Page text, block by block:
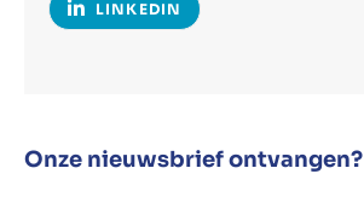
LINKEDIN
Onze nieuwsbrief ontvangen?